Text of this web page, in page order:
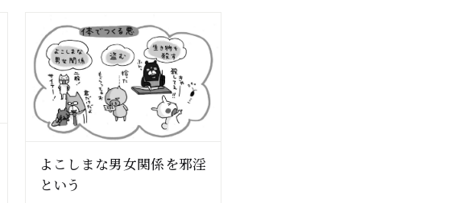
よこしまな男女関係を邪淫
という